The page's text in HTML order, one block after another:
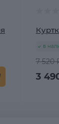
в
7 520
3